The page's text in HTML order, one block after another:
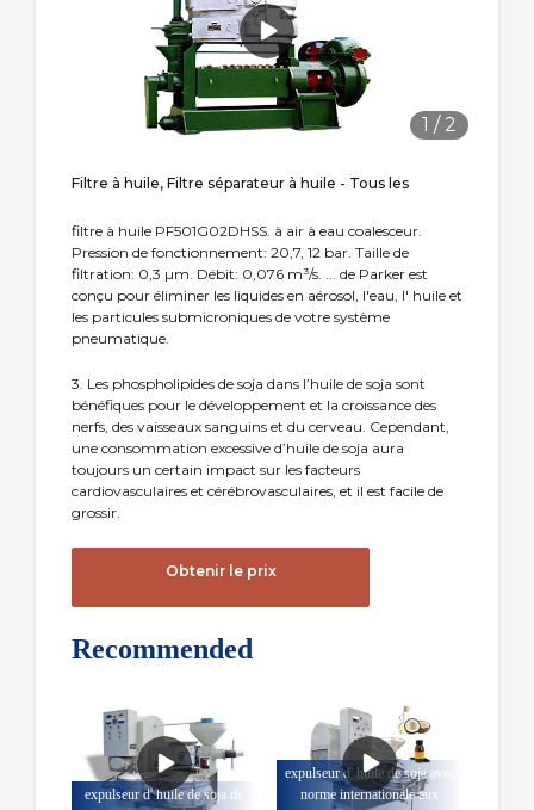
1 / 2
Filtre à huile, Filtre séparateur à huile - Tous les
filtre à huile PF501G02DHSS. à air à eau coalesceur.
Pression de fonctionnement: 20,7, 12 bar. Taille de
filtration: 0,3 µm. Débit: 0,076 m³/s. ... de Parker est
conçu pour éliminer les liquides en aérosol, l'eau, l' huile et
les particules submicroniques de votre système
pneumatique.
3. Les phospholipides de soja dans l’huile de soja sont
bénéfiques pour le développement et la croissance des
nerfs, des vaisseaux sanguins et du cerveau. Cependant,
une consommation excessive d’huile de soja aura
toujours un certain impact sur les facteurs
cardiovasculaires et cérébrovasculaires, et il est facile de
grossir.
Obtenir le prix
Recommended
expulseur d' huile de soja de
expulseur d' huile de soja avec
norme internationale aux